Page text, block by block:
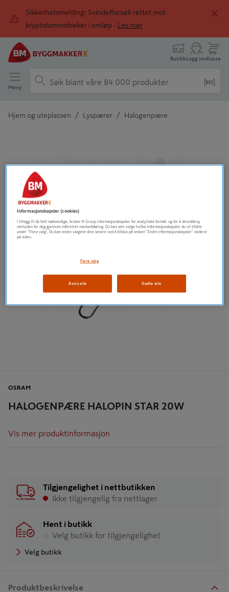
Sikkerhetsmelding: Svindelforsøk rettet mot
kryptolommebøker i omløp -
Les mer
ButikkLogg innKasse
Meny
Hjem og uteplassen / Lyspærer / Halogenpære
HALOGENPÆRE HALOPIN STAR 20W
OSRAM
Vis mer produktinformasjon
Tilgjengelighet i nettbutikken
Ikke tilgjengelig fra nettlager
Hent i butikk
Velg butikk for tilgjengelighet
Velg butikk
Produktbeskrivelse
Informasjonskapsler (cookies)
I tillegg til de helt nødvendige, bruker K Group informasjonskapsler for analytiske formål, og for å skreddersy
nettsiden for deg gjennom målrettet markedsføring. Du kan selv velge hvilke informasjonskapsler du vil tillate
under "Flere valg". Du kan endre valgene dine senere ved å klikke på lenken "Endre informasjonskapsler" nederst
på siden.
Flere valg
Avvis alle Godta alle